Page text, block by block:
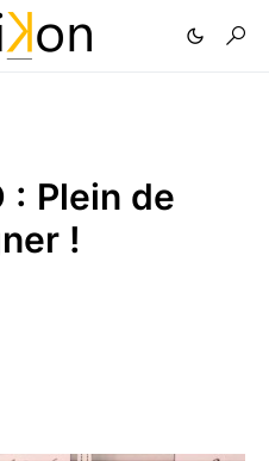
: Plein de
!